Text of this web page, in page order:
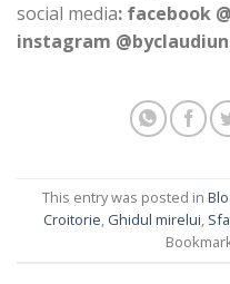
social media: facebook
instagram
This entry was posted in
Croitorie, Ghidul mirelui,